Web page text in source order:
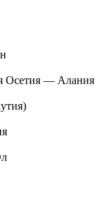
Осетия — Алания